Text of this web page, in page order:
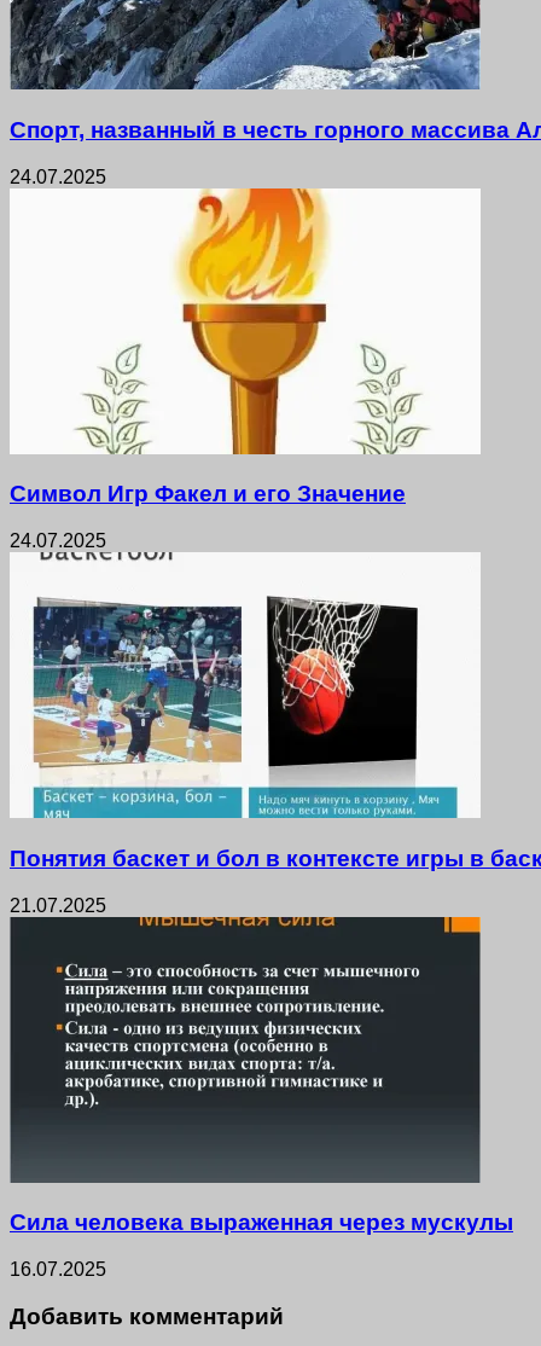
Спорт, названный в честь горного массива
24.07.2025
Символ Игр Факел и его Значение
24.07.2025
Понятия баскет и бол в контексте игры в
21.07.2025
Сила человека выраженная через мускулы
16.07.2025
Добавить комментарий